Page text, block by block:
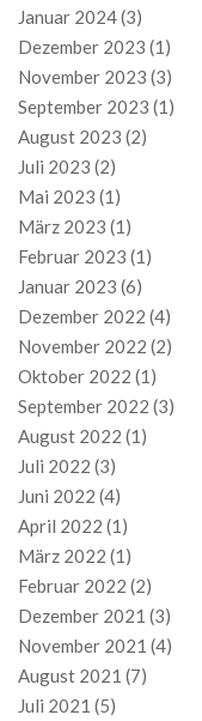
Januar 2024(3)
Dezember 2023 (1)
November 2023 (3)
September 2023 (1)
August 2023 (2)
Juli 2023 (2)
Mai 2023 (1)
März 2023 (1)
Februar 2023 (1)
Januar 2023 (6)
Dezember 2022 (4)
November 2022 (2)
Oktober 2022 (1)
September 2022 (3)
August 2022 (1)
Juli 2022 (3)
Juni 2022 (4)
April 2022 (1)
März 2022 (1)
Februar 2022 (2)
Dezember 2021 (3)
November 2021 (4)
August 2021 (7)
Juli 2021 (5)